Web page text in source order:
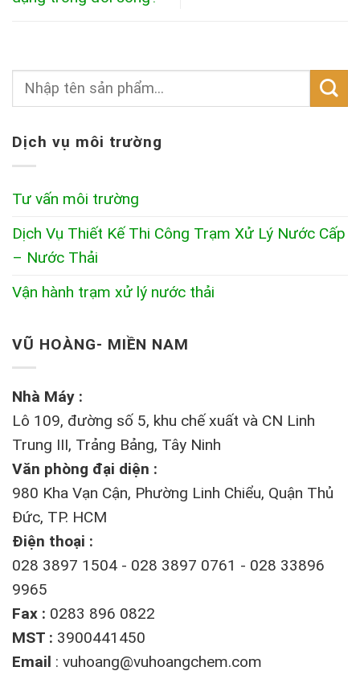
Dịch vụ môi trường
Tư vấn môi trường
Dịch Vụ Thiết Kế Thi Công Trạm Xử Lý Nước Cấp
– Nước Thải
Vận hành trạm xử lý nước thải
VŨ HOÀNG- MIỀN NAM
Nhà Máy :
Lô 109, đường số 5, khu chế xuất và CN Linh
Trung III, Trảng Bảng, Tây Ninh
Văn phòng đại diện :
980 Kha Vạn Cận, Phường Linh Chiểu, Quận Thủ
Đức, TP. HCM
Điện thoại :
028 3897 1504 - 028 3897 0761 - 028 33896
9965
Fax : 0283 896 0822
MST : 3900441450
Email : vuhoang@vuhoangchem.com